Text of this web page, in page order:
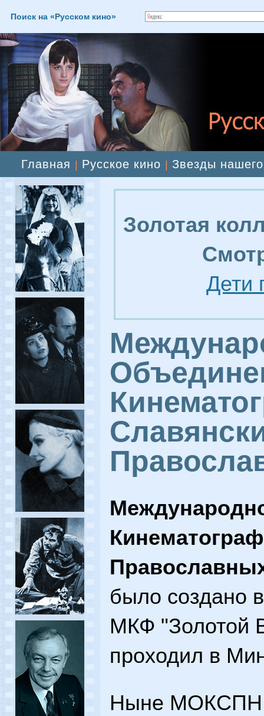
Поиск на «Русском кино»
Главная Русское кино Звезды
Золотая
Дети
было создано
МКФ "Золотой
проходил в
Ныне МОКСПН